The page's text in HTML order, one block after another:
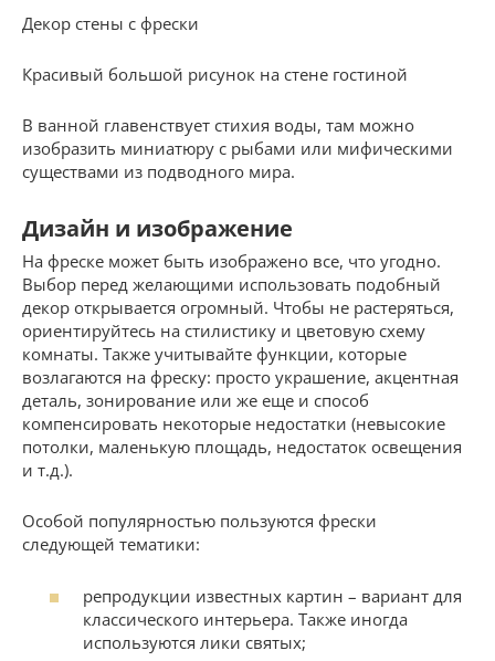
Декор стены с фрески
Красивый большой рисунок на стене гостиной
В ванной главенствует стихия воды, там можно
изобразить миниатюру с рыбами или мифическими
существами из подводного мира.
Дизайн и изображение
На фреске может быть изображено все, что угодно.
Выбор перед желающими использовать подобный
декор открывается огромный. Чтобы не растеряться,
ориентируйтесь на стилистику и цветовую схему
комнаты. Также учитывайте функции, которые
возлагаются на фреску: просто украшение, акцентная
деталь, зонирование или же еще и способ
компенсировать некоторые недостатки (невысокие
потолки, маленькую площадь, недостаток освещения
и т.д.).
Особой популярностью пользуются фрески
следующей тематики:
репродукции известных картин – вариант для
классического интерьера. Также иногда
используются лики святых;